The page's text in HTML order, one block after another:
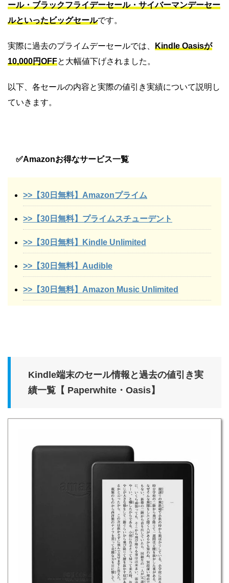
ール・ブラックフライデーセール・サイバーマンデーセー
ルといったビッグセールです。
実際に過去のプライムデーセールでは、 Kindle Oasisが
10,000円OFFと大幅値下げされました。
以下、各セールの内容と実際の値引き実績について説明し
ていきます。
✅Amazonお得なサービス一覧
>>【30日無料】Amazonプライム
>>【30日無料】プライムスチューデント
>>【30日無料】Kindle Unlimited
>>【30日無料】Audible
>>【30日無料】Amazon Music Unlimited
Kindle端末のセール情報と過去の値引き実
績一覧【 Paperwhite・Oasis】